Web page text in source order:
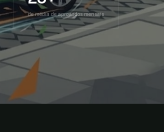
de média de aprovados mensais